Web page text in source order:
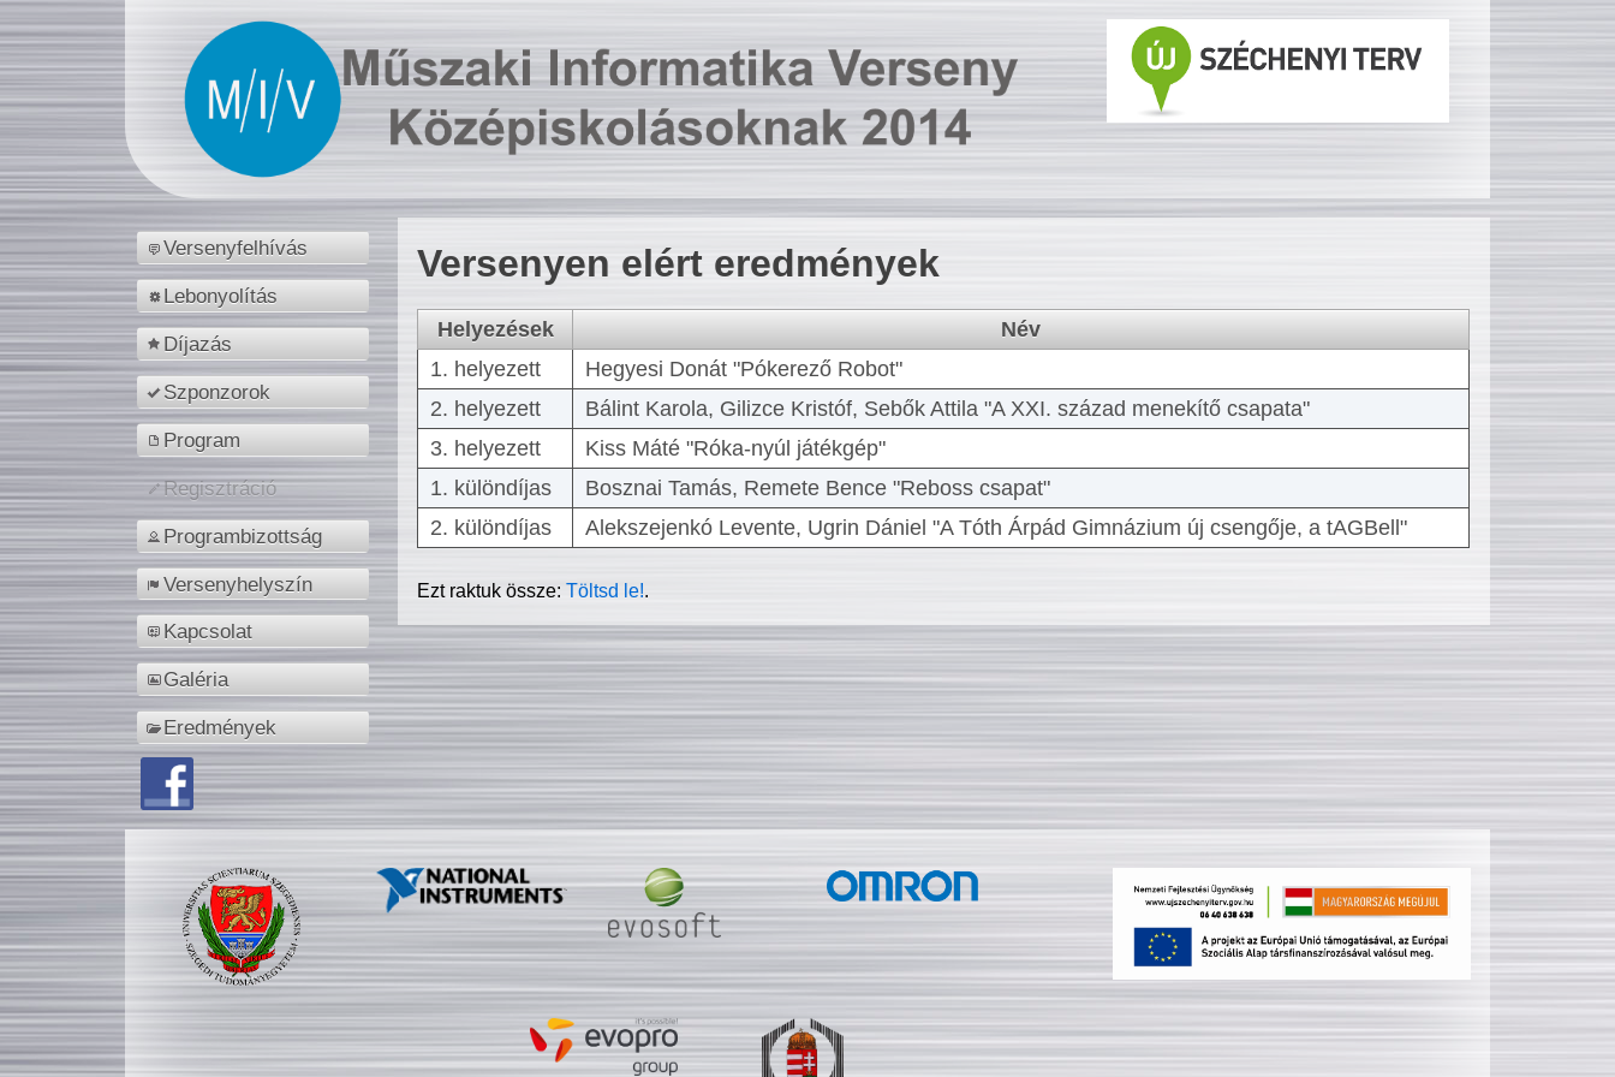
Versenyfelhívás
Lebonyolítás
Díjazás
Szponzorok
Program
Regisztráció
Programbizottság
Versenyhelyszín
Kapcsolat
Galéria
Eredmények
Versenyen elért eredmények
Helyezések
Név
1. helyezett
Hegyesi Donát "Pókerező Robot"
2. helyezett
Bálint Karola, Gilizce Kristóf, Sebők Attila "A XXI. század menekítő csapata"
3. helyezett
Kiss Máté "Róka-nyúl játékgép"
1. különdíjas
Bosznai Tamás, Remete Bence "Reboss csapat"
2. különdíjas
Alekszejenkó Levente, Ugrin Dániel "A Tóth Árpád Gimnázium új csengője, a tAGBell"
Ezt raktuk össze:Töltsd le!.